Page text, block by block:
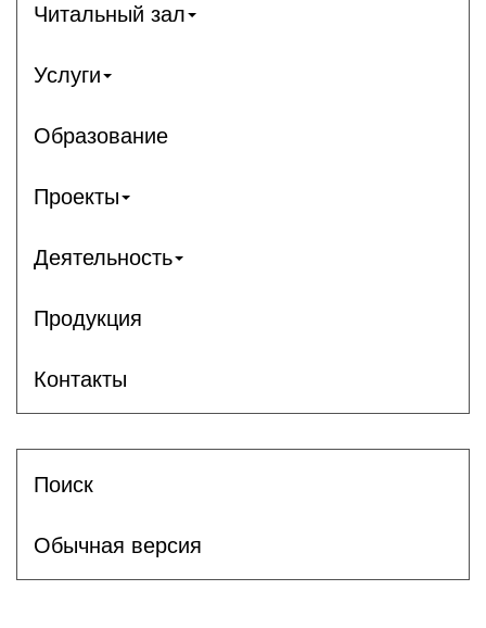
Читальный зал
Услуги
Образование
Проекты
Деятельность
Продукция
Контакты
Поиск
Обычная версия